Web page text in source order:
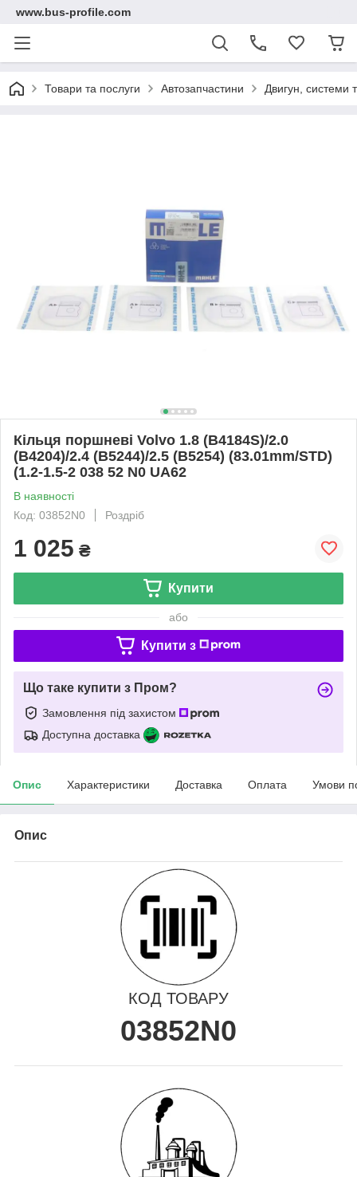
www.bus-profile.com
Товари та послуги Автозапчастини Двигун, системи
Кільця поршневі Volvo 1.8 (B4184S)/2.0
(B4204)/2.4 (B5244)/2.5 (B5254) (83.01mm/STD)
(1.2-1.5-2 038 52 N0 UA62
В наявності
Код: 03852N0
Роздріб
1 025 ₴
Купити
або
Купити з
Що таке купити з Пром?
Замовлення під захистом
Доступна доставка
Опис Характеристики Доставка Оплата Умови
Опис
КОД ТОВАРУ
03852N0